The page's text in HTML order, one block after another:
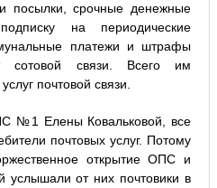
посылки, срочные денежные
на периодические
платежи и штрафы
сотовой связи. Всего им
почтовой связи.
№1 Елены Ковальковой, все
почтовых услуг. Потому
открытие ОПС и
услышали от них почтовики в